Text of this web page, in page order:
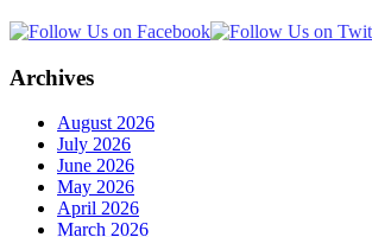
Archives
August 2026
July 2026
June 2026
May 2026
April 2026
March 2026